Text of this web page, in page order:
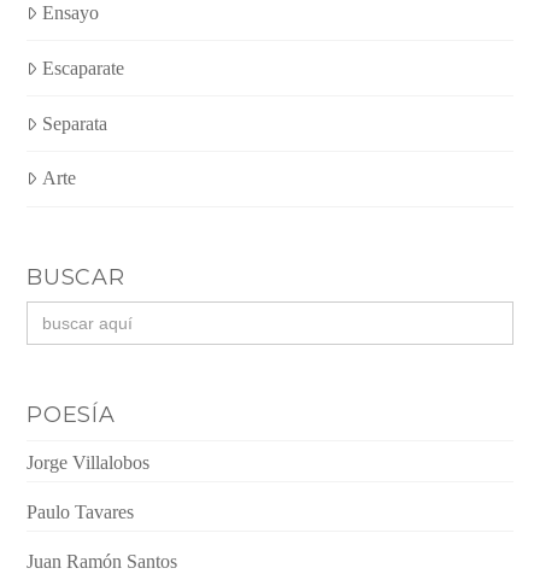
Ensayo
Escaparate
Separata
Arte
BUSCAR
Buscar:
POESÍA
Jorge Villalobos
Paulo Tavares
Juan Ramón Santos